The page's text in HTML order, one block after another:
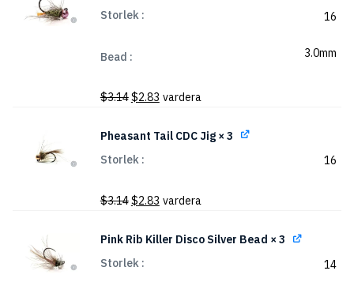
Storlek
16
Bead 3.0mm
$3.14Det
priset
$3.14.
$2.83Det
priset
vardera
Pheasant Tail CDC Jig× 3
Storlek
16
$3.14Det
priset
$3.14.
$2.83Det
priset
vardera
Pink Rib Killer Disco Silver Bead × 3
Storlek
14